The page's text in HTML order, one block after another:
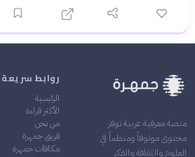
منصة معرفية عربية توفر
محتوى موثوقاً ومنظماً في
العلوم والثقافة والفكر
روابط سريعة
الرئيسية
الأكثر قراءة
من نحن
فريق جمهرة
مكافآت جمهرة